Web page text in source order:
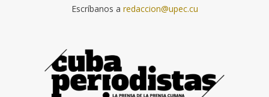
Escríbanos a redaccion@upec.cu